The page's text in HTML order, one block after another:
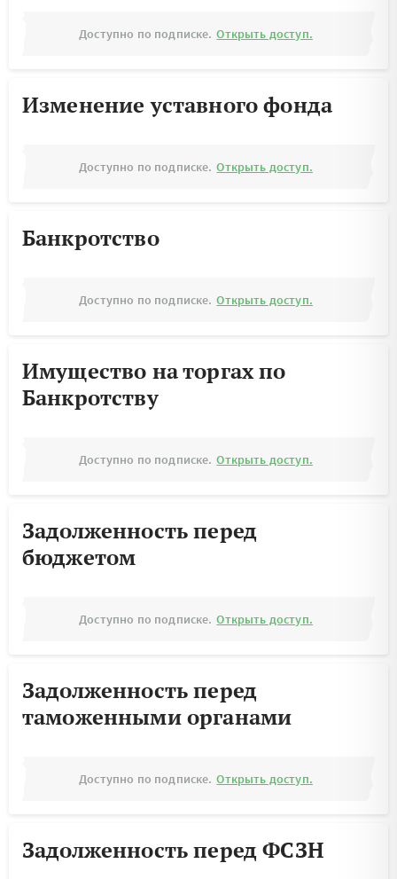
Доступно по подписке. Открыть доступ.
Изменение уставного фонда
Доступно по подписке. Открыть доступ.
Банкротство
Доступно по подписке. Открыть доступ.
Имущество на торгах по
Банкротству
Доступно по подписке. Открыть доступ.
Задолженность перед
бюджетом
Доступно по подписке. Открыть доступ.
Задолженность перед
таможенными органами
Доступно по подписке. Открыть доступ.
Задолженность перед ФСЗН